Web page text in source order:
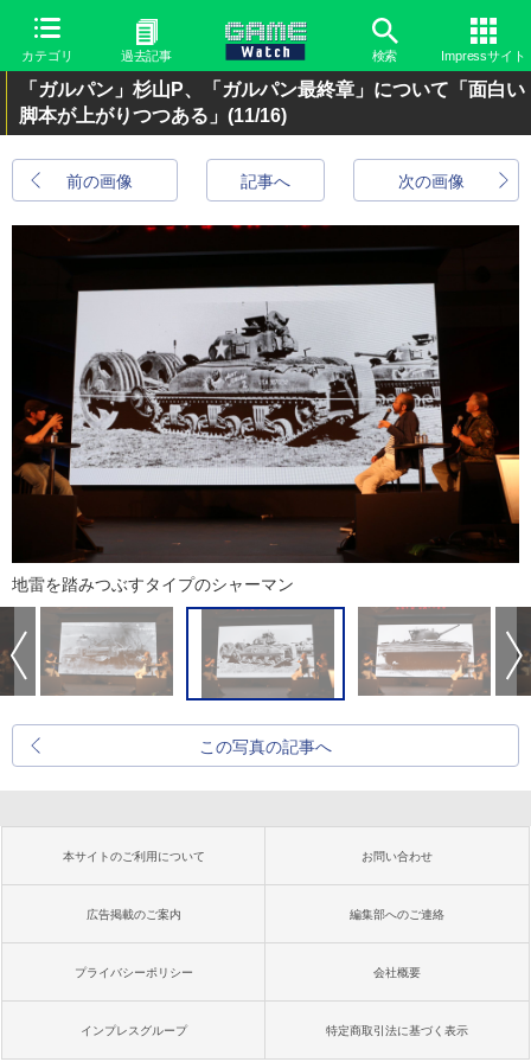
カテゴリ 過去記事 検索 Impressサイト
「ガルパン」杉山P、「ガルパン最終章」について「面白い
脚本が上がりつつある」 (11/16)
前の画像 次の画像
記事へ
地雷を踏みつぶすタイプのシャーマン
この写真の記事へ
本サイトのご利用について お問い合わせ
広告掲載のご案内 編集部へのご連絡
プライバシーポリシー 会社概要
インプレスグループ 特定商取引法に基づく表示